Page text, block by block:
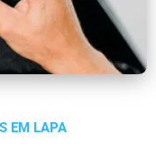
EM LAPA